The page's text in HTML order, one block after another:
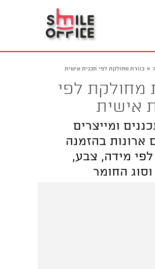
» כוורת מחולקת לפי תכנית אישית
מחולקת לפי
אישית
ומייצרים
ארונות בהזמנה
מידה, צבע,
החומר